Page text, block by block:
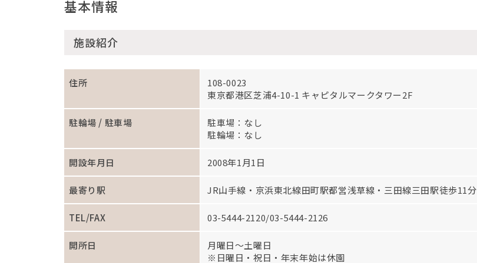
基本情報
施設紹介
住所
108-0023
東京都港区芝浦4-10-1 キャピタルマークタワー2F
駐輪場 / 駐車場
駐車場：なし
駐輪場：なし
開設年月日 2008年1月1日
最寄り駅 JR山手線・京浜東北線田町駅都営浅草線・三田線三田駅徒歩11分
TEL/FAX 03-5444-2120/03-5444-2126
開所日
月曜日～土曜日
※日曜日・祝日・年末年始は休園